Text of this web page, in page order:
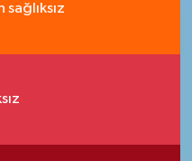
sağlıksız